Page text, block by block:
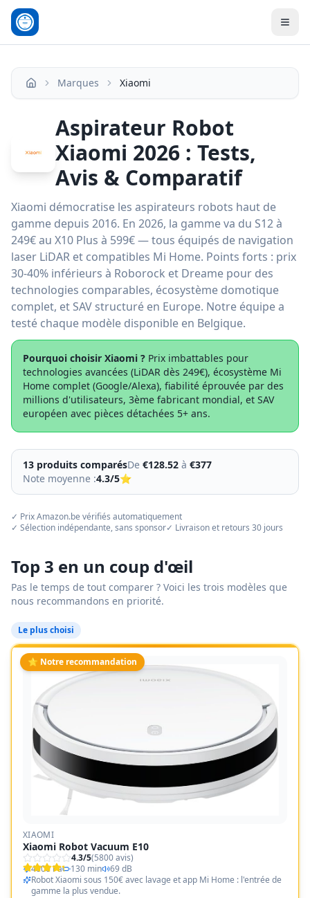
Accueil Marques Xiaomi
Aspirateur Robot
Xiaomi 2026 : Tests,
Avis & Comparatif
Xiaomi démocratise les aspirateurs robots haut de
gamme depuis 2016. En 2026, la gamme va du S12 à
249€ au X10 Plus à 599€ — tous équipés de navigation
laser LiDAR et compatibles Mi Home. Points forts : prix
30-40% inférieurs à Roborock et Dreame pour des
technologies comparables, écosystème domotique
complet, et SAV structuré en Europe. Notre équipe a
testé chaque modèle disponible en Belgique.
Pourquoi choisir Xiaomi ? Prix imbattables pour
technologies avancées (LiDAR dès 249€), écosystème Mi
Home complet (Google/Alexa), fiabilité éprouvée par des
millions d'utilisateurs, 3ème fabricant mondial, et SAV
européen avec pièces détachées 5+ ans.
13 produits comparésDe €128.52 à €377
Note moyenne :4.3/5⭐
✓ Prix Amazon.be vérifiés automatiquement
✓ Sélection indépendante, sans sponsor✓ Livraison et retours 30 jours
Top 3 en un coup d'œil
Pas le temps de tout comparer ? Voici les trois modèles que
nous recommandons en priorité.
Le plus choisi
⭐ Notre recommandation
XIAOMI
Xiaomi Robot Vacuum E10
4.3/5(5800avis)
4000 Pa
130 min
69 dB
Robot Xiaomi sous 150€ avec lavage et app Mi Home : l'entrée de
gamme la plus vendue.